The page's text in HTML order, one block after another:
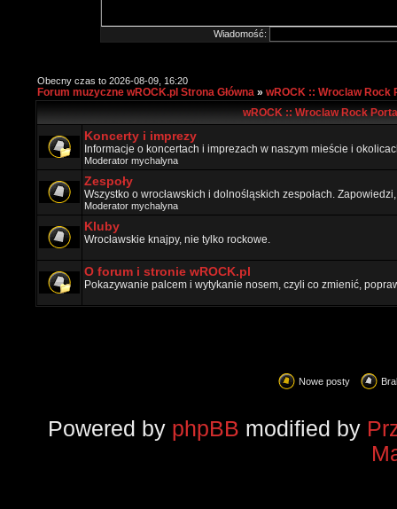
Wiadomość:
Obecny czas to 2026-08-09, 16:20
Forum muzyczne wROCK.pl Strona Główna » wROCK :: Wroclaw Rock
wROCK :: Wroclaw Rock
Koncerty i imprezy
Informacje o koncertach i imprezach w naszym mieście i
Moderator mychalyna
Zespoły
Wszystko o wrocławskich i dolnośląskich zespołach.
Moderator mychalyna
Kluby
Wrocławskie knajpy, nie tylko rockowe.
O forum i stronie wROCK.pl
Pokazywanie palcem i wytykanie nosem, czyli co zmienić,
Nowe posty
Powered by phpBB modified by